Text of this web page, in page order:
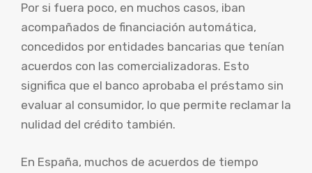
Por si fuera poco, en muchos casos, iban
acompañados de financiación automática,
concedidos por entidades bancarias que tenían
acuerdos con las comercializadoras. Esto
significa que el banco aprobaba el préstamo sin
evaluar al consumidor, lo que permite reclamar la
nulidad del crédito también.
En España, muchos de acuerdos de tiempo